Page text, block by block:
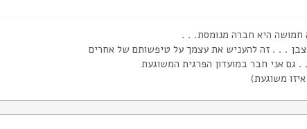
חמושה היא חברה מנומסת. . .
. . . זה להעניש את עצמך על טיפשותם של אחרים
. גם אני חבר במועדון הפרגית המשוגעת
איזו משוגעת)